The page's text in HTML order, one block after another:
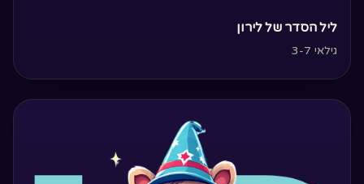
‏ליל הסדר של לירון‏
גילאי 3-7